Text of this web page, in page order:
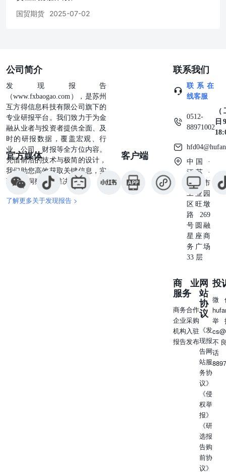
国贸期货 2025-07-02
公司简介
发现报告
（www.fxbaogao.com），是苏州
互方得信息科技有限公司旗下的
专业研报平台。我们致力于为金
融从业者与投资者提供全面、及
时的研报数据，覆盖宏观、行
业、公司、财报等全方位内容。
凭借前沿的技术与极简的设计，
我们助您高效获取关键信息，实
现深度洞察与精准决策。
了解更多关于发现报告 >
官方媒体 客户端
联系我们
联系在
线客服
0512-
88971002
日
中国 ·
江苏 ·
苏州市
工业园
区旺墩
路269
号圆融
星座商
务广场
33 层
商业
服务
商务合作
企业采购
机构入驻
报告发布
网
站
协
议
《发
现报
告网
站服
务协
议》
《侵
权举
报》
《研
选报
告购
前协
议》
投
微
举
不